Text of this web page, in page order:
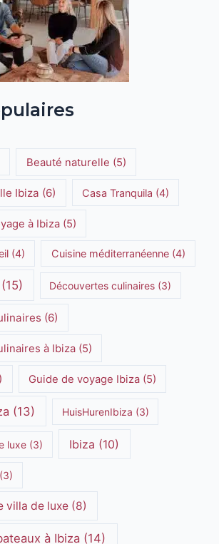
Beauté naturelle (5)
Ibiza (6) Casa Tranquila (4)
à Ibiza(5)
(4) Cuisine méditerranéenne(4)
Découvertes culinaires (3)
(6)
à Ibiza(5)
Guide de voyage Ibiza (5)
(13) HuisHurenIbiza (3)
luxe (3) Ibiza (10)
(3)
villa de luxe(8)
à Ibiza (14)